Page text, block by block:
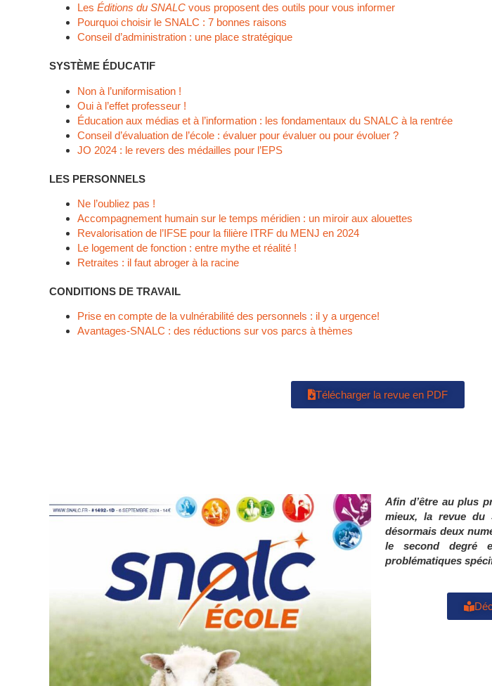
Les Éditions du SNALC vous proposent des outils pour vous informer
Pourquoi choisir le SNALC : 7 bonnes raisons
Conseil d’administration : une place stratégique
SYSTÈME ÉDUCATIF
Non à l’uniformisation !
Oui à l’effet professeur !
Éducation aux médias et à l’information : les fondamentaux du SNALC à la rentrée
Conseil d’évaluation de l’école : évaluer pour évaluer ou pour évoluer ?
JO 2024 : le revers des médailles pour l’EPS
LES PERSONNELS
Ne l’oubliez pas !
Accompagnement humain sur le temps méridien : un miroir aux alouettes
Revalorisation de l’IFSE pour la filière ITRF du MENJ en 2024
Le logement de fonction : entre mythe et réalité !
Retraites : il faut abroger à la racine
CONDITIONS DE TRAVAIL
Prise en compte de la vulnérabilité des personnels : il y a urgence!
Avantages-SNALC : des réductions sur vos parcs à thèmes
Télécharger la revue en PDF
Afin d’être au plus
mieux, la revue du
désormais deux
le second degré
problématiques